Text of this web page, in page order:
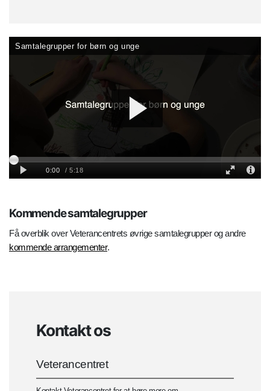
Kommende samtalegrupper
Få overblik over Veterancentrets øvrige samtalegrupper og andre
kommende arrangementer.
Kontakt os
Veterancentret